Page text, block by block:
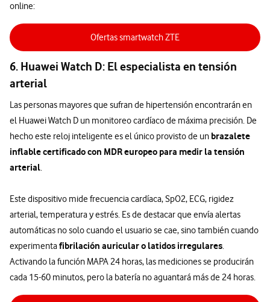
online:
Ofertas smartwatch ZTE
6. Huawei Watch D: El especialista en tensión
arterial
Las personas mayores que sufran de hipertensión encontrarán en
el Huawei Watch D un monitoreo cardíaco de máxima precisión. De
hecho este reloj inteligente es el único provisto de un brazalete
inflable certificado con MDR europeo para medir la tensión
arterial.
Este dispositivo mide frecuencia cardíaca, SpO2, ECG, rigidez
arterial, temperatura y estrés. Es de destacar que envía alertas
automáticas no solo cuando el usuario se cae, sino también cuando
experimentafibrilación auricular o latidos irregulares.
Activando la función MAPA 24 horas, las mediciones se producirán
cada 15-60 minutos, pero la batería no aguantará más de 24 horas.